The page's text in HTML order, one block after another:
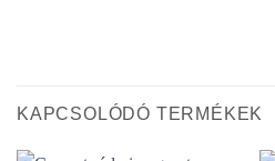
KAPCSOLÓDÓ TERMÉKEK